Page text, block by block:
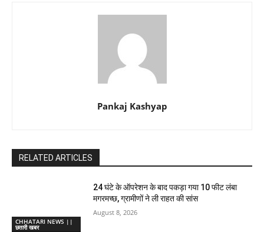
Pankaj Kashyap
RELATED ARTICLES
CHHATARI NEWS ||
छतारी खबर
24 घंटे के ऑपरेशन के बाद पकड़ा गया 10 फीट लंबा
मगरमच्छ, ग्रामीणों ने ली राहत की सांस
August 8, 2026